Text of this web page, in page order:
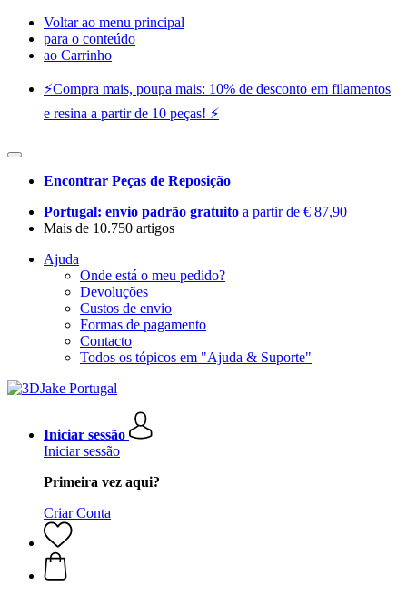
Voltar ao menu principal
para o conteúdo
ao Carrinho
⚡️Compra mais, poupa mais: 10% de desconto em filamentos
e resina a partir de 10 peças! ⚡️
Encontrar Peças de Reposição
Portugal: envio padrão gratuito a partir de € 87,90
Mais de 10.750 artigos
Ajuda
Onde está o meu pedido?
Devoluções
Custos de envio
Formas de pagamento
Contacto
Todos os tópicos em "Ajuda & Suporte"
Iniciar sessão
Iniciar sessão
Primeira vez aqui?
Criar Conta